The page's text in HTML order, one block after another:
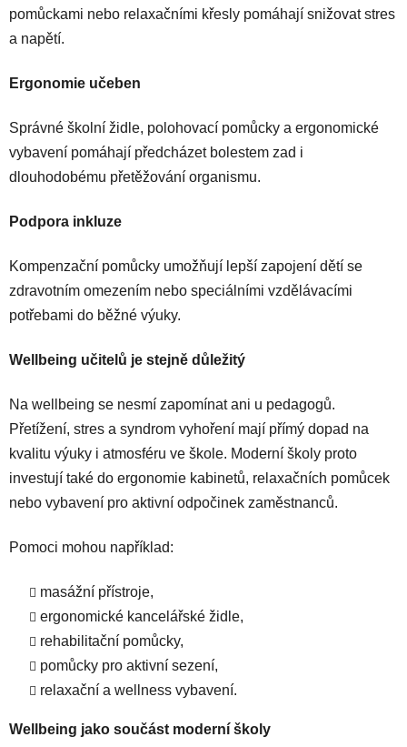
pomůckami nebo relaxačními křesly pomáhají snižovat stres
a napětí.
Ergonomie učeben
Správné školní židle, polohovací pomůcky a ergonomické
vybavení pomáhají předcházet bolestem zad i
dlouhodobému přetěžování organismu.
Podpora inkluze
Kompenzační pomůcky umožňují lepší zapojení dětí se
zdravotním omezením nebo speciálními vzdělávacími
potřebami do běžné výuky.
Wellbeing učitelů je stejně důležitý
Na wellbeing se nesmí zapomínat ani u pedagogů.
Přetížení, stres a syndrom vyhoření mají přímý dopad na
kvalitu výuky i atmosféru ve škole. Moderní školy proto
investují také do ergonomie kabinetů, relaxačních pomůcek
nebo vybavení pro aktivní odpočinek zaměstnanců.
Pomoci mohou například:
masážní přístroje,
ergonomické kancelářské židle,
rehabilitační pomůcky,
pomůcky pro aktivní sezení,
relaxační a wellness vybavení.
Wellbeing jako součást moderní školy